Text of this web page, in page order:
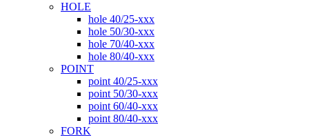
HOLE
hole 40/25-xxx
hole 50/30-xxx
hole 70/40-xxx
hole 80/40-xxx
POINT
point 40/25-xxx
point 50/30-xxx
point 60/40-xxx
point 80/40-xxx
FORK